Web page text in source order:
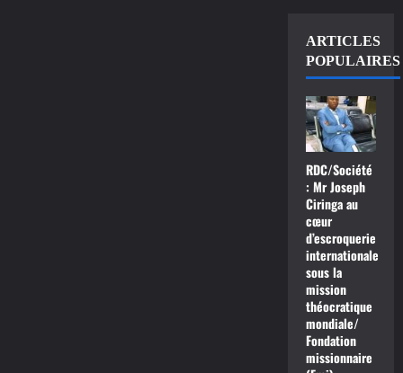
ARTICLES
POPULAIRES
RDC/Société
: Mr Joseph
Ciringa au
cœur
d’escroquerie
internationale
sous la
mission
théocratique
mondiale/
Fondation
missionnaire